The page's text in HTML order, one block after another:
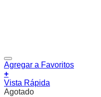
Agregar a Favoritos
+
Vista Rápida
Agotado